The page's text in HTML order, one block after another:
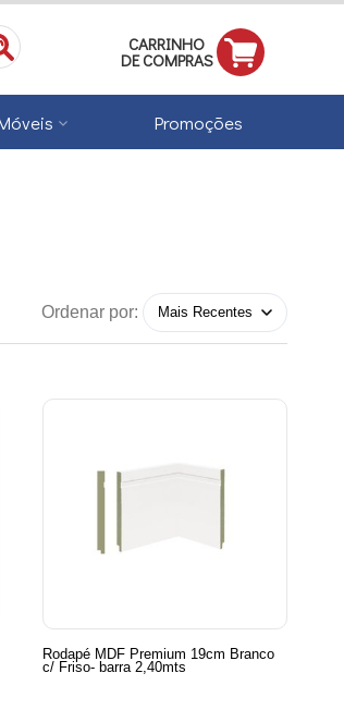
CARRINHO
DE COMPRAS
Promoções
Ordenar por:
Rodapé MDF Premium 19cm Branco
c/ Friso- barra 2,40mts